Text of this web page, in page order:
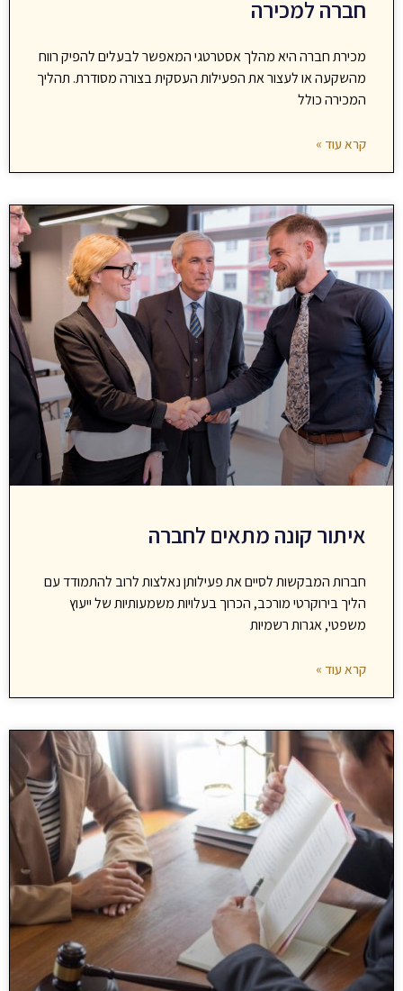
חברה למכירה
מכירת חברה היא מהלך אסטרטגי המאפשר לבעלים להפיק רווח
מהשקעה או לעצור את הפעילות העסקית בצורה מסודרת. תהליך
המכירה כולל
קרא עוד »
איתור קונה מתאים לחברה
חברות המבקשות לסיים את פעילותן נאלצות לרוב להתמודד עם
הליך בירוקרטי מורכב, הכרוך בעלויות משמעותיות של ייעוץ
משפטי, אגרות רשמיות
קרא עוד »